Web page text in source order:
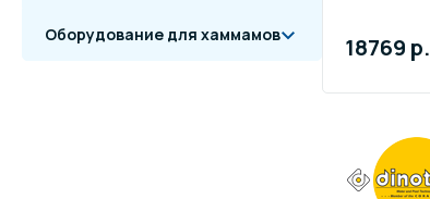
Оборудование для хаммамов 18769 р.